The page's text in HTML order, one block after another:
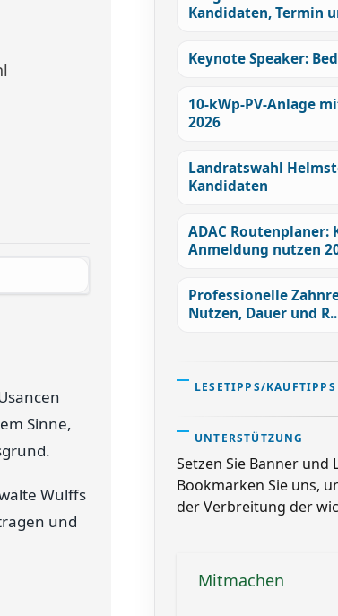
Sinne,
Wulffs
und
Kandidaten, Termin
Keynote Speaker:
10-kWp-PV-Anlage
2026
Landratswahl
Kandidaten
ADAC Routenplaner:
Anmeldung nutzen
Professionelle
Nutzen, Dauer und
LESETIPPS/KAUFTIPPS
UNTERSTÜTZUNG
Setzen Sie Banner und
Bookmarken Sie uns,
der Verbreitung der
Mitmachen